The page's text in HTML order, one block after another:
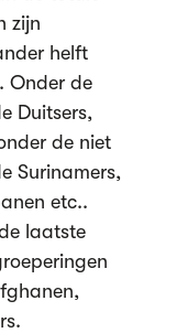
zijn
helft
Onder de
Duitsers,
de niet
Surinamers,
etc..
laatste